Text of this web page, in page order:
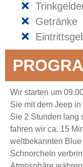
Getränke
Wir starten um
Sie mit dem Jeep
Sie 2 Stunden lang
fahren wir ca. 15
weltbekannten
Schnorcheln